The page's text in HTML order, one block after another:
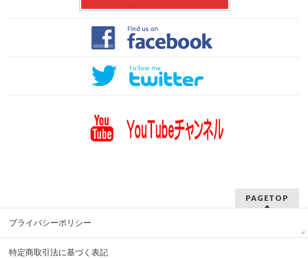
PAGETOP
プライバシーポリシー
特定商取引法に基づく表記